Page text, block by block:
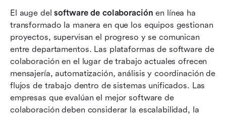
El auge del software de colaboración en línea ha
transformado la manera en que los equipos gestionan
proyectos, supervisan el progreso y se comunican
entre departamentos. Las plataformas de software de
colaboración en el lugar de trabajo actuales ofrecen
mensajería, automatización, análisis y coordinación de
flujos de trabajo dentro de sistemas unificados. Las
empresas que evalúan el mejor software de
colaboración deben considerar la escalabilidad, la
Conclusión
Preguntas frecuentes
Lectura relacionada